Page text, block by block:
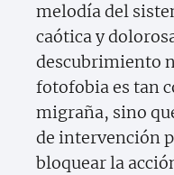
melodía del
caótica y
descubrimiento
fotofobia es tan
migraña, sino
de intervención
bloquear la